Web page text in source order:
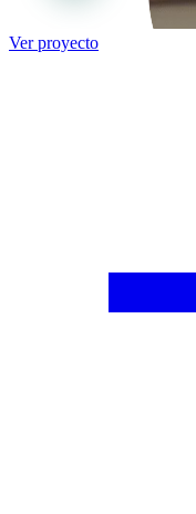
Ver proyecto